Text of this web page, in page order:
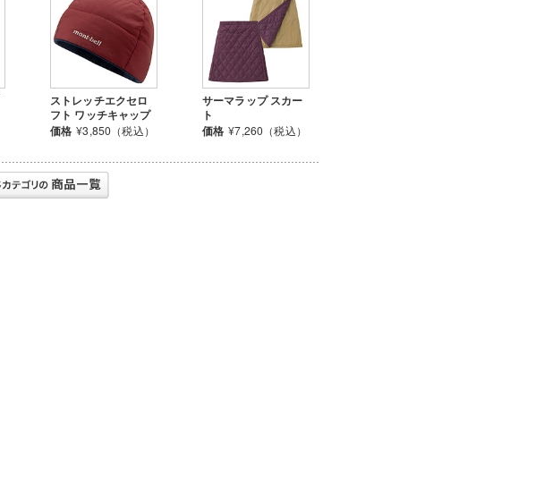
ストレッチエクセロ
フト ワッチキャップ
価格 ¥3,850（税込）
サーマラップ スカー
ト
価格 ¥7,260（税込）